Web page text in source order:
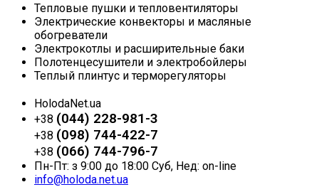
Тепловые пушки и тепловентиляторы
Электрические конвекторы и масляные
обогреватели
Электрокотлы и расширительные баки
Полотенцесушители и электробойлеры
Теплый плинтус и терморегуляторы
HolodaNet.ua
+38 (044) 228-981-3
+38 (098) 744-422-7
+38 (066) 744-796-7
Пн-Пт: з 9:00 до 18:00 Суб, Нед: on-line
info@holoda.net.ua